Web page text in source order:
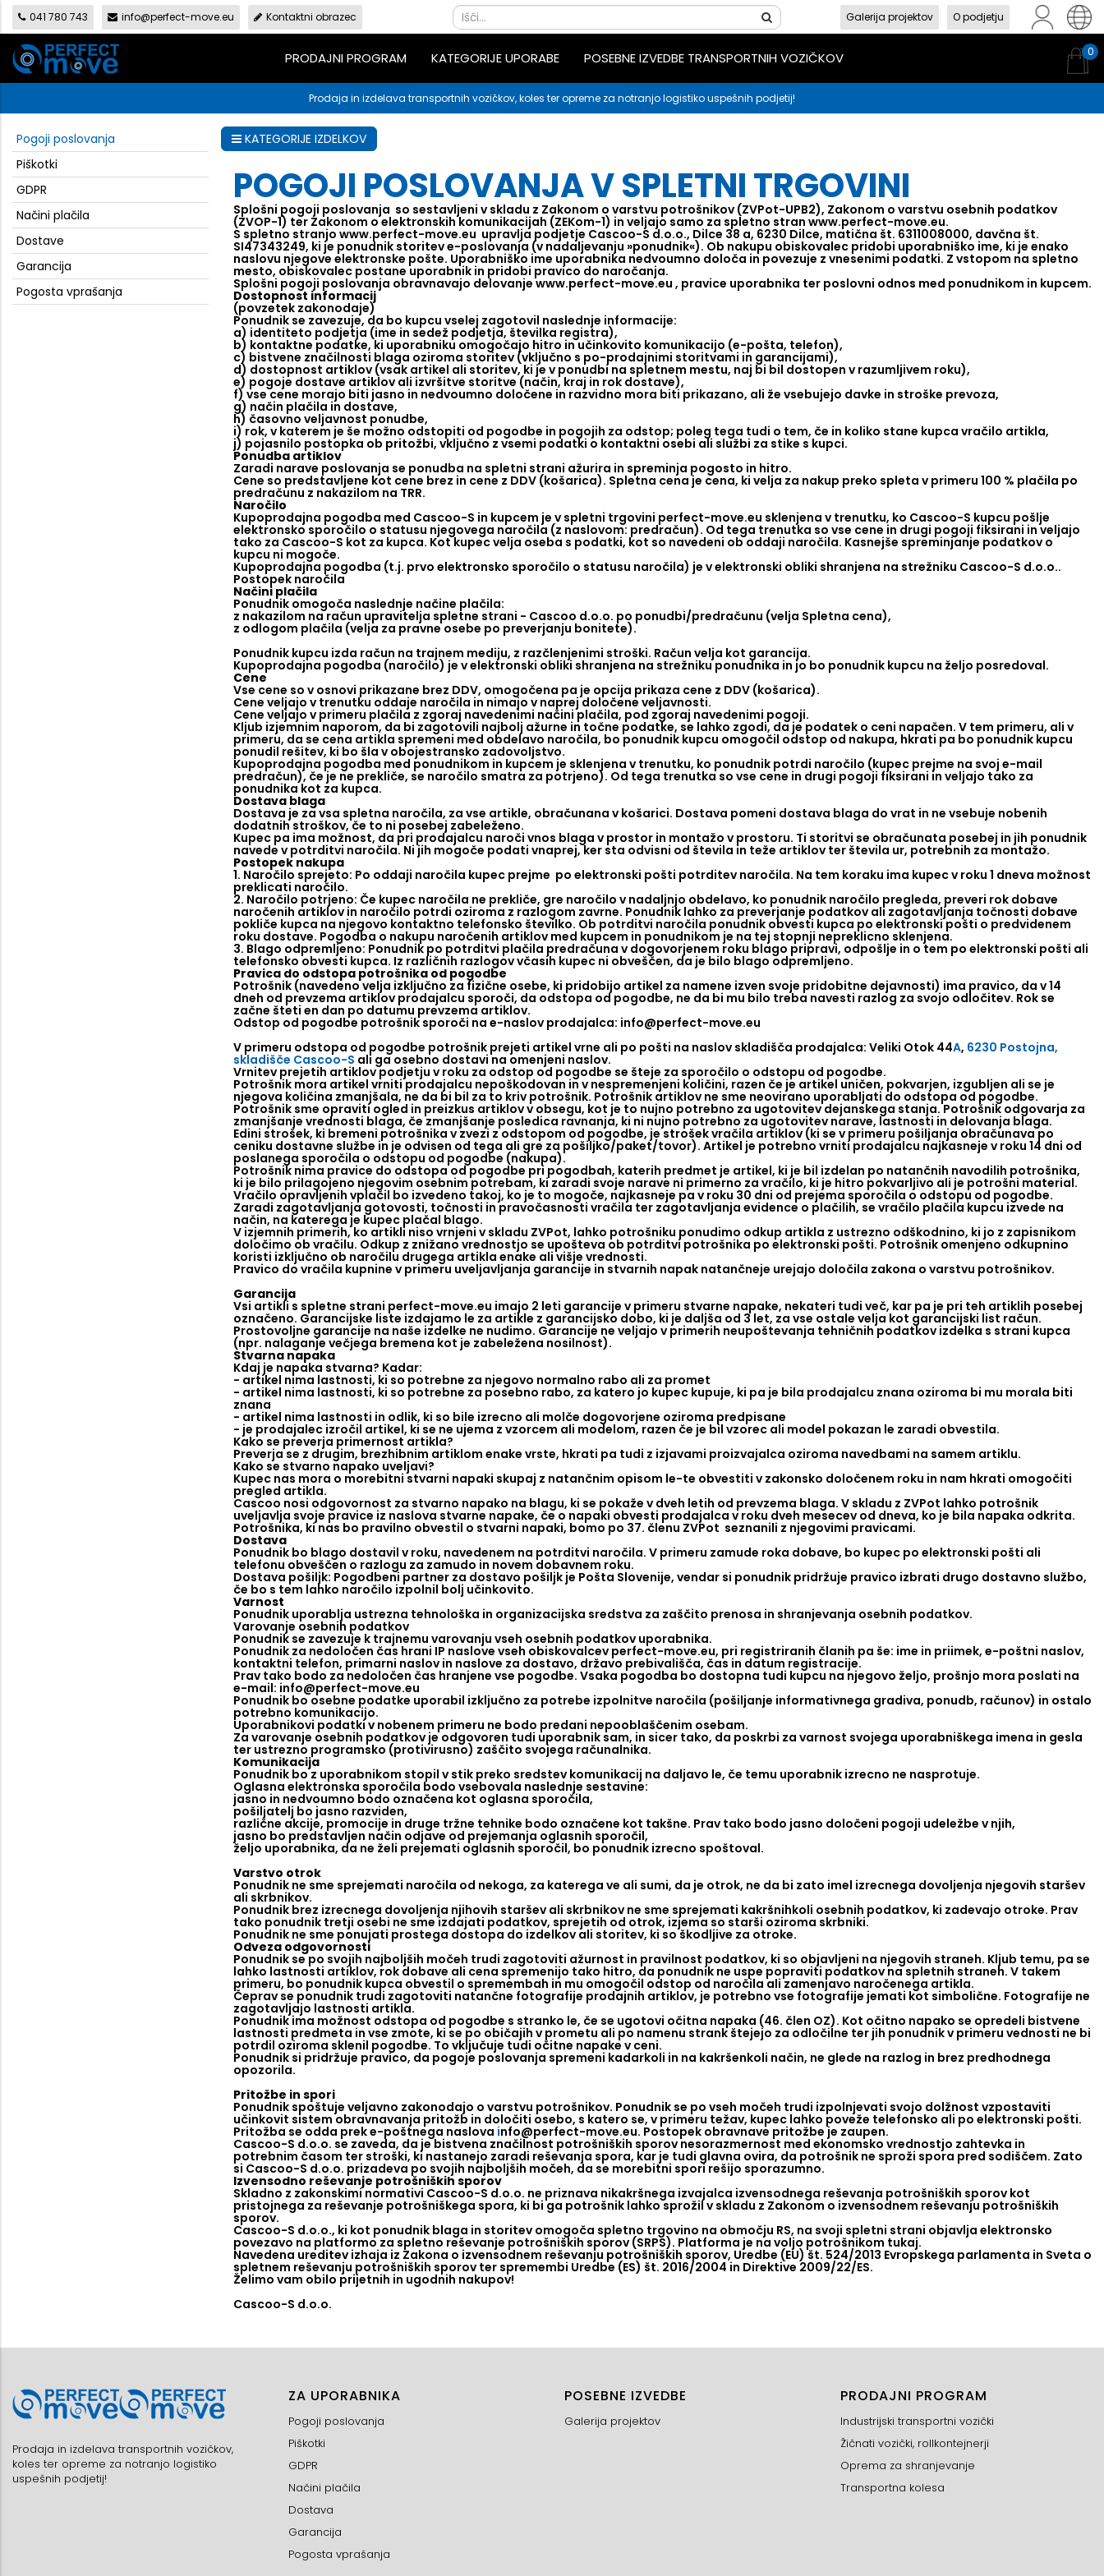
en
041 780 743 info@perfect-move.eu Kontaktni obrazec Galerija projektov O podjetju
PRODAJNI PROGRAM KATEGORIJE UPORABE POSEBNE IZVEDBE TRANSPORTNIH VOZIČKOV 0
Prodaja in izdelava transportnih vozičkov, koles ter opreme za notranjo logistiko uspešnih podjetij!
Pogoji poslovanja
Piškotki
GDPR
Načini plačila
Dostave
Garancija
Pogosta vprašanja
KATEGORIJE IZDELKOV
POGOJI POSLOVANJA V SPLETNI TRGOVINI
Splošni pogoji poslovanja so sestavljeni v skladu z Zakonom o varstvu potrošnikov (ZVPot-UPB2), Zakonom o varstvu osebnih podatkov
(ZVOP-1) ter Zakonom o elektronskih komunikacijah (ZEKom-1) in veljajo samo za spletno stran www.perfect-move.eu.
S spletno stranjo www.perfect-move.eu upravlja podjetje Cascoo-S d.o.o., Dilce 38 a, 6230 Dilce, matična št. 6311008000, davčna št.
SI47343249, ki je ponudnik storitev e-poslovanja (v nadaljevanju »ponudnik«). Ob nakupu obiskovalec pridobi uporabniško ime, ki je enako
naslovu njegove elektronske pošte. Uporabniško ime uporabnika nedvoumno določa in povezuje z vnesenimi podatki. Z vstopom na spletno
mesto, obiskovalec postane uporabnik in pridobi pravico do naročanja.
Splošni pogoji poslovanja obravnavajo delovanje www.perfect-move.eu , pravice uporabnika ter poslovni odnos med ponudnikom in kupcem.
Dostopnost informacij
(povzetek zakonodaje)
Ponudnik se zavezuje, da bo kupcu vselej zagotovil naslednje informacije:
a) identiteto podjetja (ime in sedež podjetja, številka registra),
b) kontaktne podatke, ki uporabniku omogočajo hitro in učinkovito komunikacijo (e-pošta, telefon),
c) bistvene značilnosti blaga oziroma storitev (vključno s po-prodajnimi storitvami in garancijami),
d) dostopnost artiklov (vsak artikel ali storitev, ki je v ponudbi na spletnem mestu, naj bi bil dostopen v razumljivem roku),
e) pogoje dostave artiklov ali izvršitve storitve (način, kraj in rok dostave),
f) vse cene morajo biti jasno in nedvoumno določene in razvidno mora biti prikazano, ali že vsebujejo davke in stroške prevoza,
g) način plačila in dostave,
h) časovno veljavnost ponudbe,
i) rok, v katerem je še možno odstopiti od pogodbe in pogojih za odstop; poleg tega tudi o tem, če in koliko stane kupca vračilo artikla,
j) pojasnilo postopka ob pritožbi, vključno z vsemi podatki o kontaktni osebi ali službi za stike s kupci.
Ponudba artiklov
Zaradi narave poslovanja se ponudba na spletni strani ažurira in spreminja pogosto in hitro.
Cene so predstavljene kot cene brez in cene z DDV (košarica). Spletna cena je cena, ki velja za nakup preko spleta v primeru 100 % plačila po
predračunu z nakazilom na TRR.
Naročilo
Kupoprodajna pogodba med Cascoo-S in kupcem je v spletni trgovini perfect-move.eu sklenjena v trenutku, ko Cascoo-S kupcu pošlje
elektronsko sporočilo o statusu njegovega naročila (z naslovom: predračun). Od tega trenutka so vse cene in drugi pogoji fiksirani in veljajo
tako za Cascoo-S kot za kupca. Kot kupec velja oseba s podatki, kot so navedeni ob oddaji naročila. Kasnejše spreminjanje podatkov o
kupcu ni mogoče.
Kupoprodajna pogodba (t.j. prvo elektronsko sporočilo o statusu naročila) je v elektronski obliki shranjena na strežniku Cascoo-S d.o.o..
Postopek naročila
Načini plačila
Ponudnik omogoča naslednje načine plačila:
z nakazilom na račun upravitelja spletne strani - Cascoo d.o.o. po ponudbi/predračunu (velja Spletna cena),
z odlogom plačila (velja za pravne osebe po preverjanju bonitete).
Ponudnik kupcu izda račun na trajnem mediju, z razčlenjenimi stroški. Račun velja kot garancija.
Kupoprodajna pogodba (naročilo) je v elektronski obliki shranjena na strežniku ponudnika in jo bo ponudnik kupcu na željo posredoval.
Cene
Vse cene so v osnovi prikazane brez DDV, omogočena pa je opcija prikaza cene z DDV (košarica).
Cene veljajo v trenutku oddaje naročila in nimajo v naprej določene veljavnosti.
Cene veljajo v primeru plačila z zgoraj navedenimi načini plačila, pod zgoraj navedenimi pogoji.
Kljub izjemnim naporom, da bi zagotovili najbolj ažurne in točne podatke, se lahko zgodi, da je podatek o ceni napačen. V tem primeru, ali v
primeru, da se cena artikla spremeni med obdelavo naročila, bo ponudnik kupcu omogočil odstop od nakupa, hkrati pa bo ponudnik kupcu
ponudil rešitev, ki bo šla v obojestransko zadovoljstvo.
Kupoprodajna pogodba med ponudnikom in kupcem je sklenjena v trenutku, ko ponudnik potrdi naročilo (kupec prejme na svoj e-mail
predračun), če je ne prekliče, se naročilo smatra za potrjeno). Od tega trenutka so vse cene in drugi pogoji fiksirani in veljajo tako za
ponudnika kot za kupca.
Dostava blaga
Dostava je za vsa spletna naročila, za vse artikle, obračunana v košarici. Dostava pomeni dostava blaga do vrat in ne vsebuje nobenih
dodatnih stroškov, če to ni posebej zabeleženo.
Kupec pa ima možnost, da pri prodajalcu naroči vnos blaga v prostor in montažo v prostoru. Ti storitvi se obračunata posebej in jih ponudnik
navede v potrditvi naročila. Ni jih mogoče podati vnaprej, ker sta odvisni od števila in teže artiklov ter števila ur, potrebnih za montažo.
Postopek nakupa
1. Naročilo sprejeto: Po oddaji naročila kupec prejme po elektronski pošti potrditev naročila. Na tem koraku ima kupec v roku 1 dneva možnost
preklicati naročilo.
2. Naročilo potrjeno: Če kupec naročila ne prekliče, gre naročilo v nadaljnjo obdelavo, ko ponudnik naročilo pregleda, preveri rok dobave
naročenih artiklov in naročilo potrdi oziroma z razlogom zavrne. Ponudnik lahko za preverjanje podatkov ali zagotavljanja točnosti dobave
pokliče kupca na njegovo kontaktno telefonsko številko. Ob potrditvi naročila ponudnik obvesti kupca po elektronski pošti o predvidenem
roku dostave. Pogodba o nakupu naročenih artiklov med kupcem in ponudnikom je na tej stopnji nepreklicno sklenjena.
3. Blago odpremljeno: Ponudnik po potrditvi plačila predračuna v dogovorjenem roku blago pripravi, odpošlje in o tem po elektronski pošti ali
telefonsko obvesti kupca. Iz različnih razlogov včasih kupec ni obveščen, da je bilo blago odpremljeno.
Pravica do odstopa potrošnika od pogodbe
Potrošnik (navedeno velja izključno za fizične osebe, ki pridobijo artikel za namene izven svoje pridobitne dejavnosti) ima pravico, da v 14
dneh od prevzema artiklov prodajalcu sporoči, da odstopa od pogodbe, ne da bi mu bilo treba navesti razlog za svojo odločitev. Rok se
začne šteti en dan po datumu prevzema artiklov.
Odstop od pogodbe potrošnik sporoči na e-naslov prodajalca: info@perfect-move.eu
V primeru odstopa od pogodbe potrošnik prejeti artikel vrne ali po pošti na naslov skladišča prodajalca: Veliki Otok 44A, 6230 Postojna,
skladišče Cascoo-S ali ga osebno dostavi na omenjeni naslov.
Vrnitev prejetih artiklov podjetju v roku za odstop od pogodbe se šteje za sporočilo o odstopu od pogodbe.
Potrošnik mora artikel vrniti prodajalcu nepoškodovan in v nespremenjeni količini, razen če je artikel uničen, pokvarjen, izgubljen ali se je
njegova količina zmanjšala, ne da bi bil za to kriv potrošnik. Potrošnik artiklov ne sme neovirano uporabljati do odstopa od pogodbe.
Potrošnik sme opraviti ogled in preizkus artiklov v obsegu, kot je to nujno potrebno za ugotovitev dejanskega stanja. Potrošnik odgovarja za
zmanjšanje vrednosti blaga, če zmanjšanje posledica ravnanja, ki ni nujno potrebno za ugotovitev narave, lastnosti in delovanja blaga.
Edini strošek, ki bremeni potrošnika v zvezi z odstopom od pogodbe, je strošek vračila artiklov (ki se v primeru pošiljanja obračunava po
ceniku dostavne službe in je odvisen od tega ali gre za pošiljko/paket/tovor). Artikel je potrebno vrniti prodajalcu najkasneje v roku 14 dni od
poslanega sporočila o odstopu od pogodbe (nakupa).
Potrošnik nima pravice do odstopa od pogodbe pri pogodbah, katerih predmet je artikel, ki je bil izdelan po natančnih navodilih potrošnika,
ki je bilo prilagojeno njegovim osebnim potrebam, ki zaradi svoje narave ni primerno za vračilo, ki je hitro pokvarljivo ali je potrošni material.
Vračilo opravljenih vplačil bo izvedeno takoj, ko je to mogoče, najkasneje pa v roku 30 dni od prejema sporočila o odstopu od pogodbe.
Zaradi zagotavljanja gotovosti, točnosti in pravočasnosti vračila ter zagotavljanja evidence o plačilih, se vračilo plačila kupcu izvede na
način, na katerega je kupec plačal blago.
V izjemnih primerih, ko artikli niso vrnjeni v skladu ZVPot, lahko potrošniku ponudimo odkup artikla z ustrezno odškodnino, ki jo z zapisnikom
določimo ob vračilu. Odkup z znižano vrednostjo se upošteva ob potrditvi potrošnika po elektronski pošti. Potrošnik omenjeno odkupnino
koristi izključno ob naročilu drugega artikla enake ali višje vrednosti.
Pravico do vračila kupnine v primeru uveljavljanja garancije in stvarnih napak natančneje urejajo določila zakona o varstvu potrošnikov.
Garancija
Vsi artikli s spletne strani perfect-move.eu imajo 2 leti garancije v primeru stvarne napake, nekateri tudi več, kar pa je pri teh artiklih posebej
označeno. Garancijske liste izdajamo le za artikle z garancijsko dobo, ki je daljša od 3 let, za vse ostale velja kot garancijski list račun.
Prostovoljne garancije na naše izdelke ne nudimo. Garancije ne veljajo v primerih neupoštevanja tehničnih podatkov izdelka s strani kupca
(npr. nalaganje večjega bremena kot je zabeležena nosilnost).
Stvarna napaka
Kdaj je napaka stvarna? Kadar:
- artikel nima lastnosti, ki so potrebne za njegovo normalno rabo ali za promet
- artikel nima lastnosti, ki so potrebne za posebno rabo, za katero jo kupec kupuje, ki pa je bila prodajalcu znana oziroma bi mu morala biti
znana
- artikel nima lastnosti in odlik, ki so bile izrecno ali molče dogovorjene oziroma predpisane
- je prodajalec izročil artikel, ki se ne ujema z vzorcem ali modelom, razen če je bil vzorec ali model pokazan le zaradi obvestila.
Kako se preverja primernost artikla?
Preverja se z drugim, brezhibnim artiklom enake vrste, hkrati pa tudi z izjavami proizvajalca oziroma navedbami na samem artiklu.
Kako se stvarno napako uveljavi?
Kupec nas mora o morebitni stvarni napaki skupaj z natančnim opisom le-te obvestiti v zakonsko določenem roku in nam hkrati omogočiti
pregled artikla.
Cascoo nosi odgovornost za stvarno napako na blagu, ki se pokaže v dveh letih od prevzema blaga. V skladu z ZVPot lahko potrošnik
uveljavlja svoje pravice iz naslova stvarne napake, če o napaki obvesti prodajalca v roku dveh mesecev od dneva, ko je bila napaka odkrita.
Potrošnika, ki nas bo pravilno obvestil o stvarni napaki, bomo po 37. členu ZVPot seznanili z njegovimi pravicami.
Dostava
Ponudnik bo blago dostavil v roku, navedenem na potrditvi naročila. V primeru zamude roka dobave, bo kupec po elektronski pošti ali
telefonu obveščen o razlogu za zamudo in novem dobavnem roku.
Dostava pošiljk: Pogodbeni partner za dostavo pošiljk je Pošta Slovenije, vendar si ponudnik pridržuje pravico izbrati drugo dostavno službo,
če bo s tem lahko naročilo izpolnil bolj učinkovito.
Varnost
Ponudnik uporablja ustrezna tehnološka in organizacijska sredstva za zaščito prenosa in shranjevanja osebnih podatkov.
Varovanje osebnih podatkov
Ponudnik se zavezuje k trajnemu varovanju vseh osebnih podatkov uporabnika.
Ponudnik za nedoločen čas hrani IP naslove vseh obiskovalcev perfect-move.eu, pri registriranih članih pa še: ime in priimek, e-poštni naslov,
kontaktni telefon, primarni naslov in naslove za dostavo, državo prebivališča, čas in datum registracije.
Prav tako bodo za nedoločen čas hranjene vse pogodbe. Vsaka pogodba bo dostopna tudi kupcu na njegovo željo, prošnjo mora poslati na
e-mail: info@perfect-move.eu
Ponudnik bo osebne podatke uporabil izključno za potrebe izpolnitve naročila (pošiljanje informativnega gradiva, ponudb, računov) in ostalo
potrebno komunikacijo.
Uporabnikovi podatki v nobenem primeru ne bodo predani nepooblaščenim osebam.
Za varovanje osebnih podatkov je odgovoren tudi uporabnik sam, in sicer tako, da poskrbi za varnost svojega uporabniškega imena in gesla
ter ustrezno programsko (protivirusno) zaščito svojega računalnika.
Komunikacija
Ponudnik bo z uporabnikom stopil v stik preko sredstev komunikacij na daljavo le, če temu uporabnik izrecno ne nasprotuje.
Oglasna elektronska sporočila bodo vsebovala naslednje sestavine:
jasno in nedvoumno bodo označena kot oglasna sporočila,
pošiljatelj bo jasno razviden,
različne akcije, promocije in druge tržne tehnike bodo označene kot takšne. Prav tako bodo jasno določeni pogoji udeležbe v njih,
jasno bo predstavljen način odjave od prejemanja oglasnih sporočil,
željo uporabnika, da ne želi prejemati oglasnih sporočil, bo ponudnik izrecno spoštoval.
Varstvo otrok
Ponudnik ne sme sprejemati naročila od nekoga, za katerega ve ali sumi, da je otrok, ne da bi zato imel izrecnega dovoljenja njegovih staršev
ali skrbnikov.
Ponudnik brez izrecnega dovoljenja njihovih staršev ali skrbnikov ne sme sprejemati kakršnihkoli osebnih podatkov, ki zadevajo otroke. Prav
tako ponudnik tretji osebi ne sme izdajati podatkov, sprejetih od otrok, izjema so starši oziroma skrbniki.
Ponudnik ne sme ponujati prostega dostopa do izdelkov ali storitev, ki so škodljive za otroke.
Odveza odgovornosti
Ponudnik se po svojih najboljših močeh trudi zagotoviti ažurnost in pravilnost podatkov, ki so objavljeni na njegovih straneh. Kljub temu, pa se
lahko lastnosti artiklov, rok dobave ali cena spremenijo tako hitro, da ponudnik ne uspe popraviti podatkov na spletnih straneh. V takem
primeru, bo ponudnik kupca obvestil o spremembah in mu omogočil odstop od naročila ali zamenjavo naročenega artikla.
Čeprav se ponudnik trudi zagotoviti natančne fotografije prodajnih artiklov, je potrebno vse fotografije jemati kot simbolične. Fotografije ne
zagotavljajo lastnosti artikla.
Ponudnik ima možnost odstopa od pogodbe s stranko le, če se ugotovi očitna napaka (46. člen OZ). Kot očitno napako se opredeli bistvene
lastnosti predmeta in vse zmote, ki se po običajih v prometu ali po namenu strank štejejo za odločilne ter jih ponudnik v primeru vednosti ne bi
potrdil oziroma sklenil pogodbe. To vključuje tudi očitne napake v ceni.
Ponudnik si pridržuje pravico, da pogoje poslovanja spremeni kadarkoli in na kakršenkoli način, ne glede na razlog in brez predhodnega
opozorila.
Pritožbe in spori
Ponudnik spoštuje veljavno zakonodajo o varstvu potrošnikov. Ponudnik se po vseh močeh trudi izpolnjevati svojo dolžnost vzpostaviti
učinkovit sistem obravnavanja pritožb in določiti osebo, s katero se, v primeru težav, kupec lahko poveže telefonsko ali po elektronski pošti.
Pritožba se odda prek e-poštnega naslova info@perfect-move.eu. Postopek obravnave pritožbe je zaupen.
Cascoo-S d.o.o. se zaveda, da je bistvena značilnost potrošniških sporov nesorazmernost med ekonomsko vrednostjo zahtevka in
potrebnim časom ter stroški, ki nastanejo zaradi reševanja spora, kar je tudi glavna ovira, da potrošnik ne sproži spora pred sodiščem. Zato
si Cascoo-S d.o.o. prizadeva po svojih najboljših močeh, da se morebitni spori rešijo sporazumno.
Izvensodno reševanje potrošniških sporov
Skladno z zakonskimi normativi Cascoo-S d.o.o. ne priznava nikakršnega izvajalca izvensodnega reševanja potrošniških sporov kot
pristojnega za reševanje potrošniškega spora, ki bi ga potrošnik lahko sprožil v skladu z Zakonom o izvensodnem reševanju potrošniških
sporov.
Cascoo-S d.o.o., ki kot ponudnik blaga in storitev omogoča spletno trgovino na območju RS, na svoji spletni strani objavlja elektronsko
povezavo na platformo za spletno reševanje potrošniških sporov (SRPS). Platforma je na voljo potrošnikom tukaj.
Navedena ureditev izhaja iz Zakona o izvensodnem reševanju potrošniških sporov, Uredbe (EU) št. 524/2013 Evropskega parlamenta in Sveta o
spletnem reševanju potrošniških sporov ter spremembi Uredbe (ES) št. 2016/2004 in Direktive 2009/22/ES.
Želimo vam obilo prijetnih in ugodnih nakupov!
Cascoo-S d.o.o.
Prodaja in izdelava transportnih vozičkov,
koles ter opreme za notranjo logistiko
uspešnih podjetij!
ZA UPORABNIKA
Pogoji poslovanja
Piškotki
GDPR
Načini plačila
Dostava
Garancija
Pogosta vprašanja
POSEBNE IZVEDBE
Galerija projektov
PRODAJNI PROGRAM
Industrijski transportni vozički
Žičnati vozički, rollkontejnerji
Oprema za shranjevanje
Transportna kolesa